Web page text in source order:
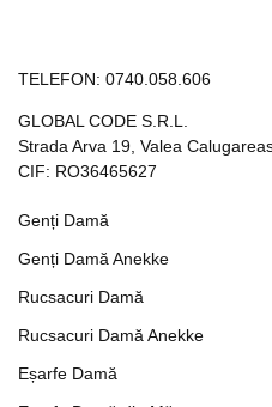
TELEFON: 0740.058.606
GLOBAL CODE S.R.L.
Strada Arva 19, Valea
CIF: RO36465627
Genți Damă
Genți Damă Anekke
Rucsacuri Damă
Rucsacuri Damă Anekke
Eșarfe Damă